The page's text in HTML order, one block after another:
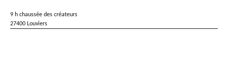
9 h chaussée des créateurs
27400 Louviers